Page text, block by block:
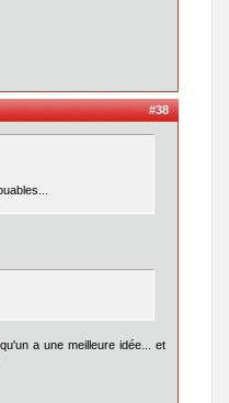
#38
a une meilleure idée... et